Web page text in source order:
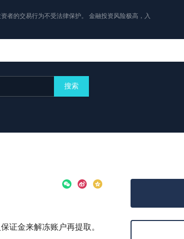
者的交易行为不受法律保护。 金融投资风险极高，入
搜索
证金来解冻账户再提取。